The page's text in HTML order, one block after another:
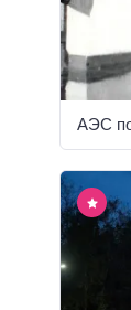
АЭС